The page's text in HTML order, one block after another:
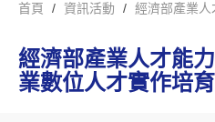
首頁 資訊活動 經濟部產業
經濟部產業人才能
業數位人才實作培育